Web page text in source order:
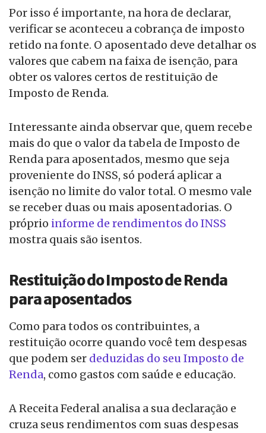
Por isso é importante, na hora de declarar,
verificar se aconteceu a cobrança de imposto
retido na fonte. O aposentado deve detalhar os
valores que cabem na faixa de isenção, para
obter os valores certos de restituição de
Imposto de Renda.
Interessante ainda observar que, quem recebe
mais do que o valor da tabela de Imposto de
Renda para aposentados, mesmo que seja
proveniente do INSS, só poderá aplicar a
isenção no limite do valor total. O mesmo vale
se receber duas ou mais aposentadorias. O
próprio informe de rendimentos do INSS
mostra quais são isentos.
Restituição do Imposto de Renda
para aposentados
Como para todos os contribuintes, a
restituição ocorre quando você tem despesas
que podem ser deduzidas do seu Imposto de
Renda, como gastos com saúde e educação.
A Receita Federal analisa a sua declaração e
cruza seus rendimentos com suas despesas